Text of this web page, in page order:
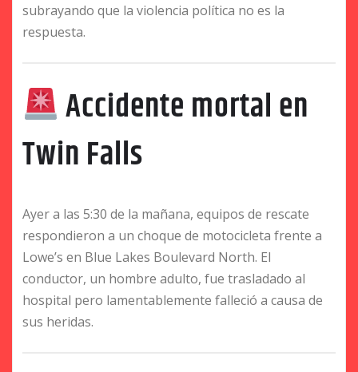
subrayando que la violencia política no es la
respuesta.
Accidente mortal en
Twin Falls
Ayer a las 5:30 de la mañana, equipos de rescate
respondieron a un choque de motocicleta frente a
Lowe’s en Blue Lakes Boulevard North. El
conductor, un hombre adulto, fue trasladado al
hospital pero lamentablemente falleció a causa de
sus heridas.